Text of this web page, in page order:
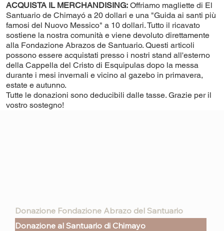
ACQUISTA IL MERCHANDISING: Offriamo magliette di El
Santuario de Chimayó a 20 dollari e una "Guida ai santi più
famosi del Nuovo Messico" a 10 dollari. Tutto il ricavato
sostiene la nostra comunità e viene devoluto direttamente
alla Fondazione Abrazos de Santuario. Questi articoli
possono essere acquistati presso i nostri stand all'esterno
della Cappella del Cristo di Esquipulas dopo la messa
durante i mesi invernali e vicino al gazebo in primavera,
estate e autunno.
Tutte le donazioni sono deducibili dalle tasse. Grazie per il
vostro sostegno!
Donazione Fondazione Abrazo del Santuario
Donazione al Santuario di Chimayo